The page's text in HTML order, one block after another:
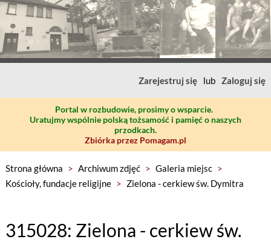
Zarejestruj się lub Zaloguj się
Portal w rozbudowie, prosimy o wsparcie.
Uratujmy wspólnie polską tożsamość i pamięć o naszych
przodkach.
Zbiórka przez Pomagam.pl
Strona główna > Archiwum zdjęć > Galeria miejsc >
Kościoły, fundacje religijne > Zielona - cerkiew św. Dymitra
315028: Zielona - cerkiew św.